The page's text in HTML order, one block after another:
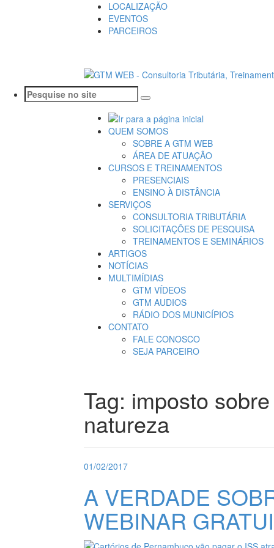
LOCALIZAÇÃO
EVENTOS
PARCEIROS
QUEM SOMOS
SOBRE A GTM WEB
ÁREA DE ATUAÇÃO
CURSOS E TREINAMENTOS
PRESENCIAIS
ENSINO À DISTÂNCIA
SERVIÇOS
CONSULTORIA TRIBUTÁRIA
SOLICITAÇÕES DE PESQUISA
TREINAMENTOS E SEMINÁRIOS
ARTIGOS
NOTÍCIAS
MULTIMÍDIAS
GTM VÍDEOS
GTM AUDIOS
RÁDIO DOS MUNICÍPIOS
CONTATO
FALE CONOSCO
SEJA PARCEIRO
Tag: imposto
natureza
01/02/2017
A VERDADE
WEBINAR